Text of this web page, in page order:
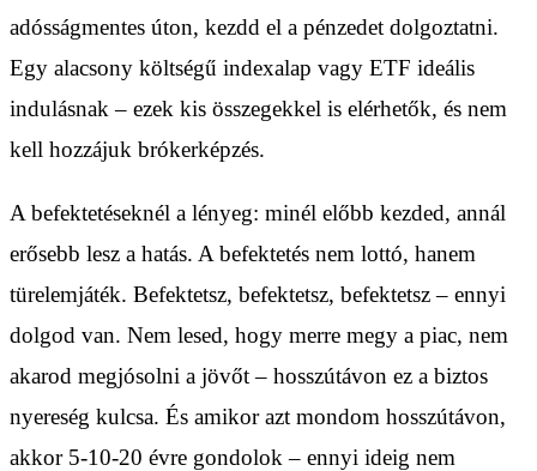
adósságmentes úton, kezdd el a pénzedet dolgoztatni.
Egy alacsony költségű indexalap vagy ETF ideális
indulásnak – ezek kis összegekkel is elérhetők, és nem
kell hozzájuk brókerképzés.
A befektetéseknél a lényeg: minél előbb kezded, annál
erősebb lesz a hatás. A befektetés nem lottó, hanem
türelemjáték. Befektetsz, befektetsz, befektetsz – ennyi
dolgod van. Nem lesed, hogy merre megy a piac, nem
akarod megjósolni a jövőt – hosszútávon ez a biztos
nyereség kulcsa. És amikor azt mondom hosszútávon,
akkor 5-10-20 évre gondolok – ennyi ideig nem